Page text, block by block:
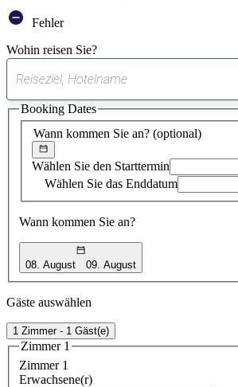
Fehler
Wohin reisen Sie?
gefundener
Vorschlag
Wann kommen Sie an? (optional)
Wählen Sie den Starttermin
Wählen Sie das Enddatum
Wann kommen Sie an?
08. August 09. August
Booking Dates
Gäste auswählen
1 Zimmer - 1 Gäst(e)
Zimmer 1
Zimmer 1
Erwachsene(r)